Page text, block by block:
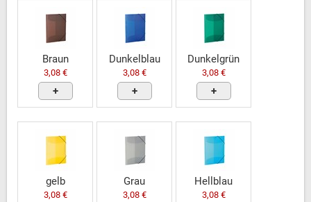
Braun
3,08 €
+
Dunkelblau
3,08 €
+
Dunkelgrün
3,08 €
+
gelb
3,08 €
Grau
3,08 €
Hellblau
3,08 €